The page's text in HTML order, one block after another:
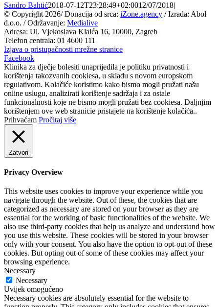
Sandro Bahtić2018-07-12T23:28:49+02:0012/07/2018|
© Copyright 2026/ Donacija od srca: iZone.agency / Izrada: Abol
d.o.o. / Održavanje: Medialive
Adresa: Ul. Vjekoslava Klaića 16, 10000, Zagreb
Telefon centrala: 01 4600 111
Izjava o pristupačnosti mrežne stranice
Facebook
Klinika za dječje bolesiti unaprijedila je politiku privatnosti i
korištenja takozvanih cookiesa, u skladu s novom europskom
regulativom. Kolačiće koristimo kako bismo mogli pružati našu
online uslugu, analizirati korištenje sadržaja i za ostale
funkcionalnosti koje ne bismo mogli pružati bez cookiesa. Daljnjim
korištenjem ove web stranicie pristajete na korištenje kolačića..
Prihvaćam Pročitaj više
Zatvori
Privacy Overview
This website uses cookies to improve your experience while you
navigate through the website. Out of these, the cookies that are
categorized as necessary are stored on your browser as they are
essential for the working of basic functionalities of the website. We
also use third-party cookies that help us analyze and understand how
you use this website. These cookies will be stored in your browser
only with your consent. You also have the option to opt-out of these
cookies. But opting out of some of these cookies may affect your
browsing experience.
Necessary
Necessary
Uvijek omogućeno
Necessary cookies are absolutely essential for the website to